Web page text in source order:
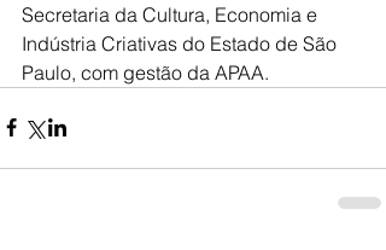
Secretaria da Cultura, Economia e
Indústria Criativas do Estado de São
Paulo, com gestão da APAA.